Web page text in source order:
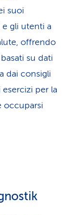
suoi
e gli utenti a
offrendo
su dati
dai consigli
per la
occuparsi